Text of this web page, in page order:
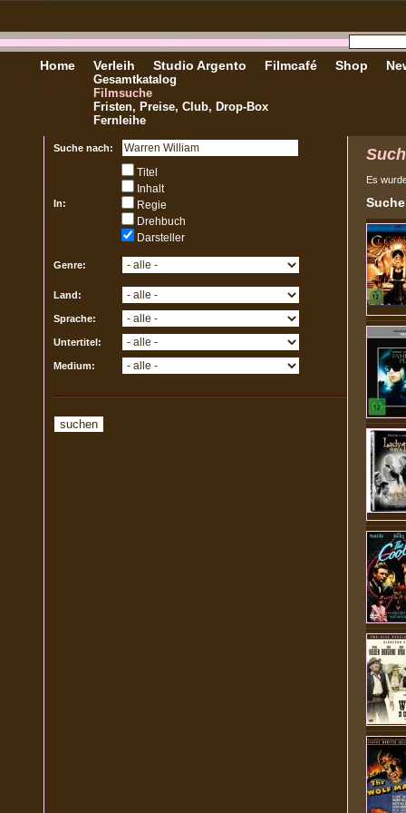
Home Verleih
Gesamtkatalog
Filmsuche
Fristen, Preise, Club, Drop-Box
Fernleihe
Studio Argento Filmcafé Shop
Suche nach:
In:
Titel
Inhalt
Regie
Drehbuch
Darsteller
Genre:
Land:
Sprache:
Untertitel:
Medium:
Es